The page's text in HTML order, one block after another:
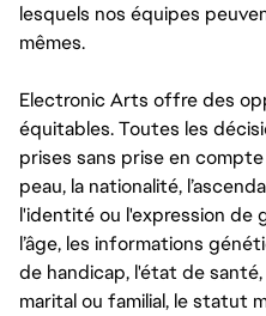
lesquels nos équipes
mêmes.
Electronic Arts offre des
équitables. Toutes les
prises sans prise en
peau, la nationalité,
l'identité ou l'expression de
l’âge, les informations
de handicap, l'état de
marital ou familial, le statut